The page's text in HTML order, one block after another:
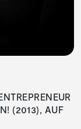
(2013), AUF